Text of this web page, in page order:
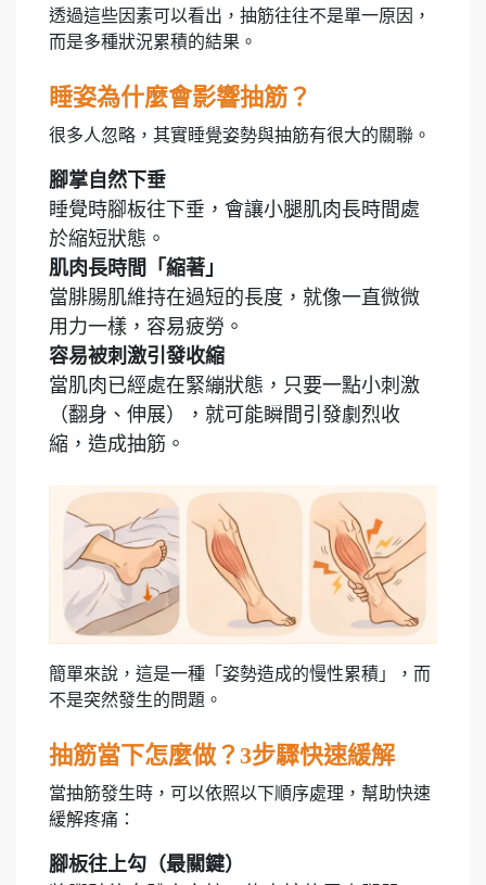
透過這些因素可以看出，抽筋往往不是單一原因，
而是多種狀況累積的結果。
睡姿為什麼會影響抽筋？
很多人忽略，其實睡覺姿勢與抽筋有很大的關聯。
腳掌自然下垂
睡覺時腳板往下垂，會讓小腿肌肉長時間處
於縮短狀態。
肌肉長時間「縮著」
當腓腸肌維持在過短的長度，就像一直微微
用力一樣，容易疲勞。
容易被刺激引發收縮
當肌肉已經處在緊繃狀態，只要一點小刺激
（翻身、伸展），就可能瞬間引發劇烈收
縮，造成抽筋。
簡單來說，這是一種「姿勢造成的慢性累積」，而
不是突然發生的問題。
抽筋當下怎麼做？3步驟快速緩解
當抽筋發生時，可以依照以下順序處理，幫助快速
緩解疼痛：
腳板往上勾（最關鍵）